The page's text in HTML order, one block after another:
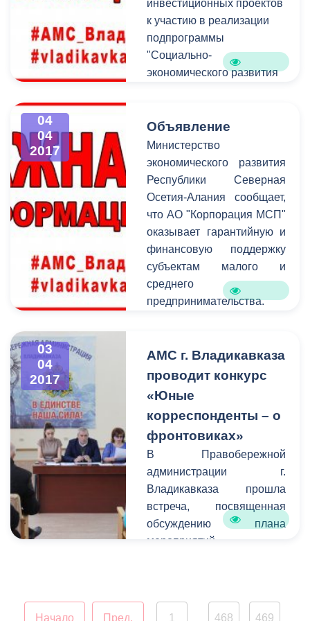
инвестиционных проектов
к участию в реализации
подпрограммы
"Социально-
экономического развития
2025 годы" в рамках
государственной
программы Российской
Федерации "Развитие
Северо-Кавказского
федерального округа на
период до 2025 года".
04
04
2017
Объявление
Министерство
экономического развития
Республики Северная
Осетия-Алания сообщает,
что АО "Корпорация МСП"
оказывает гарантийную и
финансовую поддержку
субъектам малого и
среднего
предпринимательства.
03
04
2017
АМС г. Владикавказа
проводит конкурс
«Юные
корреспонденты – о
фронтовиках»
В Правобережной
администрации г.
Владикавказа прошла
встреча, посвященная
обсуждению плана
мероприятий,
Начало Пред.
1
468 469